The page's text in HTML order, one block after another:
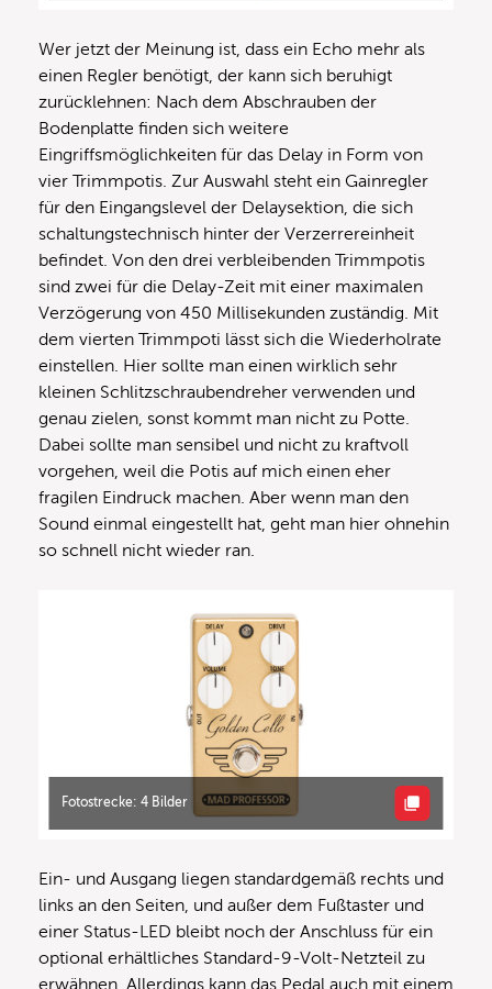
Wer jetzt der Meinung ist, dass ein Echo mehr als
einen Regler benötigt, der kann sich beruhigt
zurücklehnen: Nach dem Abschrauben der
Bodenplatte finden sich weitere
Eingriffsmöglichkeiten für das Delay in Form von
vier Trimmpotis. Zur Auswahl steht ein Gainregler
für den Eingangslevel der Delaysektion, die sich
schaltungstechnisch hinter der Verzerrereinheit
befindet. Von den drei verbleibenden Trimmpotis
sind zwei für die Delay-Zeit mit einer maximalen
Verzögerung von 450 Millisekunden zuständig. Mit
dem vierten Trimmpoti lässt sich die Wiederholrate
einstellen. Hier sollte man einen wirklich sehr
kleinen Schlitzschraubendreher verwenden und
genau zielen, sonst kommt man nicht zu Potte.
Dabei sollte man sensibel und nicht zu kraftvoll
vorgehen, weil die Potis auf mich einen eher
fragilen Eindruck machen. Aber wenn man den
Sound einmal eingestellt hat, geht man hier ohnehin
so schnell nicht wieder ran.
Fotostrecke: 4 Bilder
Ein- und Ausgang liegen standardgemäß rechts und
links an den Seiten, und außer dem Fußtaster und
einer Status-LED bleibt noch der Anschluss für ein
optional erhältliches Standard-9-Volt-Netzteil zu
erwähnen. Allerdings kann das Pedal auch mit einem